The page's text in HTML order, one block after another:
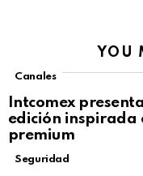
YOU
Canales
Intcomex
edición inspirada
premium
Seguridad